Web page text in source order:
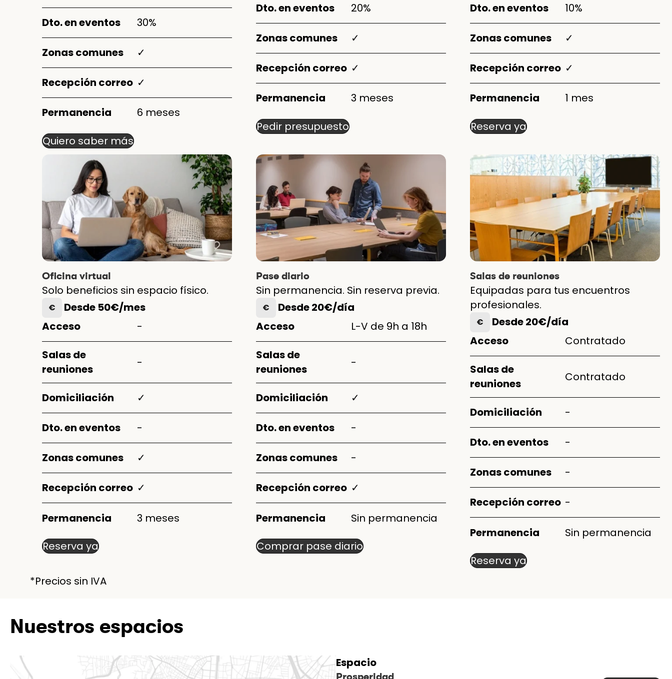
Dto. en eventos 30%
Zonas comunes ✓
Recepción correo ✓
Permanencia 6 meses
Quiero saber más
Dto. en eventos 20%
Zonas comunes ✓
Recepción correo ✓
Permanencia 3 meses
Pedir presupuesto
Dto. en eventos 10%
Zonas comunes ✓
Recepción correo ✓
Permanencia 1 mes
Reserva ya
Oficina virtual
Solo beneficios sin espacio físico.
€
Desde 50€/mes
Acceso
-
Salas de
reuniones
-
Domiciliación ✓
Dto. en eventos -
Zonas comunes ✓
Recepción correo ✓
Permanencia 3 meses
Reserva ya
Pase diario
Sin permanencia. Sin reserva previa.
€
Desde 20€/día
Acceso
L-V de 9h a 18h
Salas de
reuniones
-
Domiciliación ✓
Dto. en eventos -
Zonas comunes -
Recepción correo ✓
Permanencia Sin permanencia
Comprar pase diario
Salas de reuniones
Equipadas para tus encuentros
profesionales.
€
Desde 20€/día
Acceso
Contratado
Salas de
reuniones
Contratado
Domiciliación -
Dto. en eventos -
Zonas comunes -
Recepción correo -
Permanencia Sin permanencia
Reserva ya
*Precios sin IVA
Nuestros espacios
Espacio